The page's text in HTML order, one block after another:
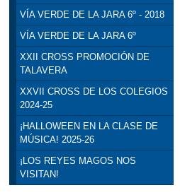
VÍA VERDE DE LA JARA 6º - 2018
VÍA VERDE DE LA JARA 6º
XXII CROSS PROMOCIÓN DE
TALAVERA
XXVII CROSS DE LOS COLEGIOS
2024-25
¡HALLOWEEN EN LA CLASE DE
MÚSICA! 2025-26
¡LOS REYES MAGOS NOS
VISITAN!